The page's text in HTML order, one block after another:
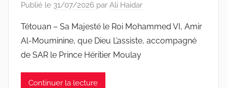
Publié le 31/07/2026 par Ali Haidar
Tétouan – Sa Majesté le Roi Mohammed VI, Amir
Al-Mouminine, que Dieu L’assiste, accompagné
de SAR le Prince Héritier Moulay
Continuer la lecture